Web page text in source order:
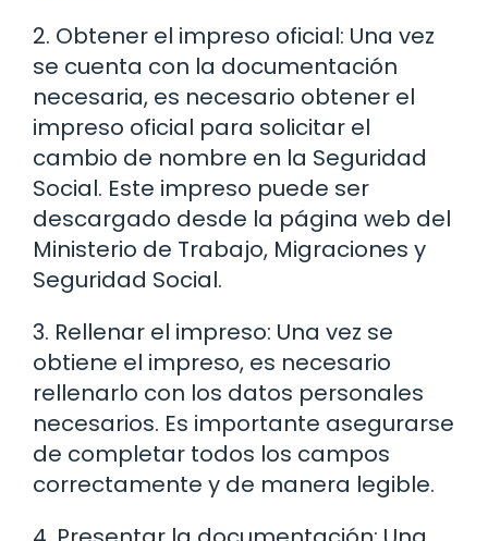
2. Obtener el impreso oficial: Una vez
se cuenta con la documentación
necesaria, es necesario obtener el
impreso oficial para solicitar el
cambio de nombre en la Seguridad
Social. Este impreso puede ser
descargado desde la página web del
Ministerio de Trabajo, Migraciones y
Seguridad Social.
3. Rellenar el impreso: Una vez se
obtiene el impreso, es necesario
rellenarlo con los datos personales
necesarios. Es importante asegurarse
de completar todos los campos
correctamente y de manera legible.